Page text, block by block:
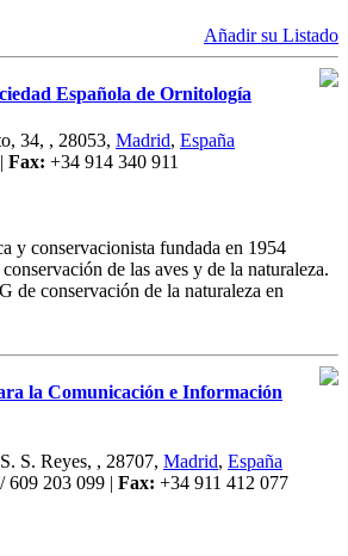
Añadir su Listado
Española de Ornitología
34, , 28053, Madrid, España
Fax: +34 914 340 911
y conservacionista fundada en 1954
de las aves y de la naturaleza.
de conservación de la naturaleza en
la Comunicación e Información
S. Reyes, , 28707, Madrid, España
609 203 099 | Fax: +34 911 412 077